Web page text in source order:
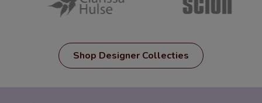
Shop Designer Collecties